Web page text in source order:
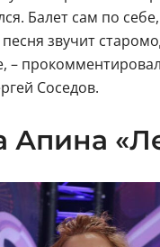
Балет сам по
звучит
–
Соседов.
Апина